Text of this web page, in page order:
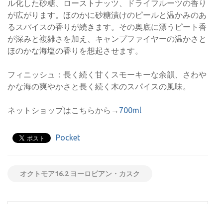
ル化した砂糖、ローストナッツ、ドライフルーツの香り
が広がります。ほのかに砂糖漬けのピールと温かみのあ
るスパイスの香りが続きます。その奥底に漂うピート香
が深みと複雑さを加え、キャンプファイヤーの温かさと
ほのかな海塩の香りを想起させます。
フィニッシュ：長く続く甘くスモーキーな余韻、さわや
かな海の爽やかさと長く続く木のスパイスの風味。
ネットショップはこちらから→ 700ml
Pocket
オクトモア16.2 ヨーロピアン・カスク